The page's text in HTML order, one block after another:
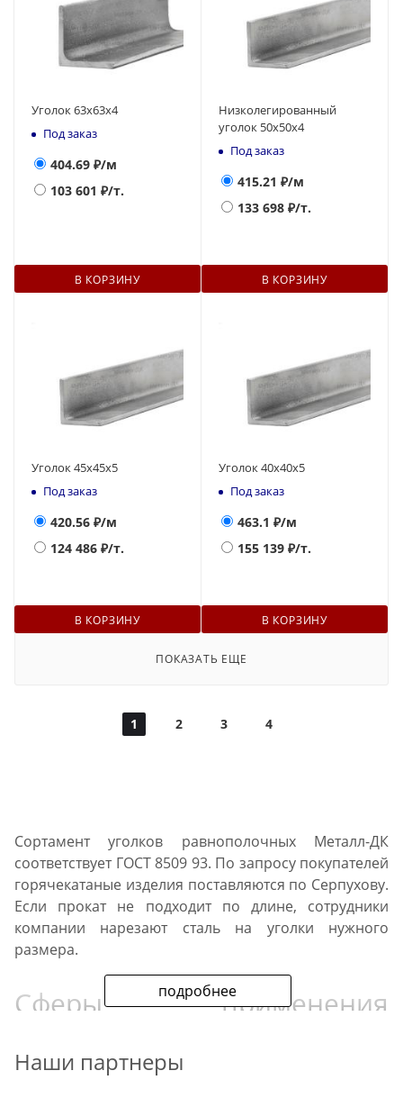
Уголок 63х63х4
Под заказ
404.69 ₽/м
103 601 ₽/т.
В КОРЗИНУ
Низколегированный
уголок 50х50х4
Под заказ
415.21 ₽/м
133 698 ₽/т.
В КОРЗИНУ
Уголок 45х45х5
Под заказ
420.56 ₽/м
124 486 ₽/т.
В КОРЗИНУ
Уголок 40х40х5
Под заказ
463.1 ₽/м
155 139 ₽/т.
В КОРЗИНУ
ПОКАЗАТЬ ЕЩЕ
1 2 3 4
подробнее
Сортамент уголков равнополочных Металл-ДК
соответствует ГОСТ 8509 93. По запросу покупателей
горячекатаные изделия поставляются по Серпухову.
Если прокат не подходит по длине, сотрудники
компании нарезают сталь на уголки нужного
размера.
Сферы применения
Наши партнеры